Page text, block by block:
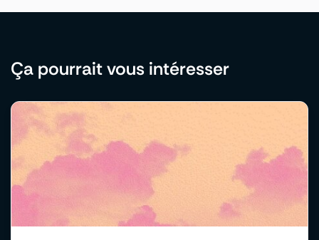
Ça pourrait vous intéresser